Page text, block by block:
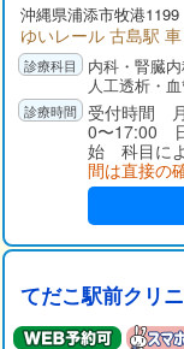
沖縄県浦添市牧港1199
ゆいレール 古島駅
内科・腎臓
人工透析・
受付時間
0〜17:00
始 科目に
間は直接の
てだこ駅前クリ